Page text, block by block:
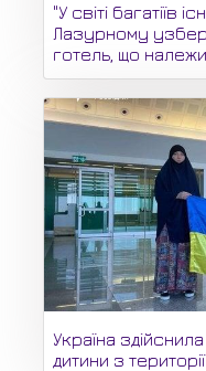
"У світі багатіїв
Лазурному
готель, що
Україна
дитини з території